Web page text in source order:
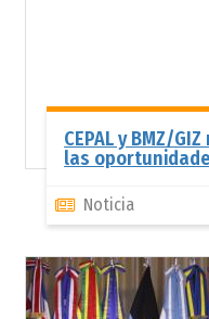
CEPAL y BMZ/
las
urbana
Noticia